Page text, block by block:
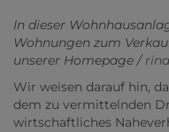
In dieser
Wohnungen zum
unserer Homepage /
Wir weisen darauf hin,
dem zu vermittelnden
wirtschaftliches